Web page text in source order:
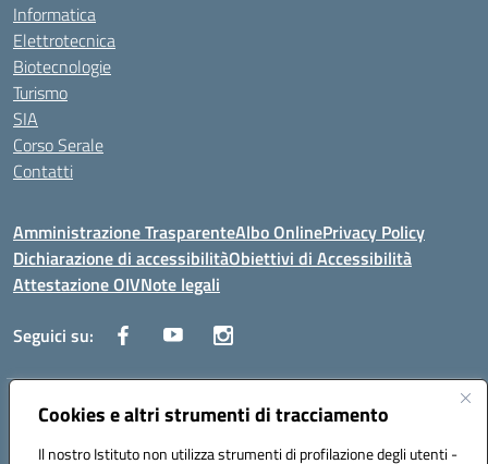
Cookies e altri strumenti di tracciamento
Il nostro Istituto non utilizza strumenti di profilazione degli utenti -
Informatica
Elettrotecnica
Biotecnologie
Turismo
SIA
Corso Serale
Contatti
Amministrazione TrasparenteAlbo OnlinePrivacy Policy
Dichiarazione di accessibilitàObiettivi di Accessibilità
Attestazione OIVNote legali
Seguici su:
Indirizzo:Via Cesare Beccaria 70043 MONOPOLI (BA)
Posta elettronica certificata (PEC):batf26000r@pec.istruzione.it